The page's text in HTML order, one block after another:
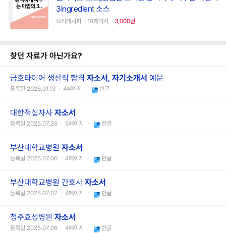
3ingredient 소스
요리레시피ㆍ10페이지ㆍ 3,000원
찾던 자료가 아닌가요?
금호타이어 생산직 합격 자소서 , 자기소개서 예문
등록일 2026.01.13 ㆍ4페이지 ㆍ 한글
대한적십자사 자소서
등록일 2025.07.26 ㆍ5페이지 ㆍ 한글
부산대학교병원 자소서
등록일 2025.07.06 ㆍ4페이지 ㆍ 한글
부산대학교병원 간호사 자소서
등록일 2025.07.07 ㆍ4페이지 ㆍ 한글
청주효성병원 자소서
등록일 2025.07.06 ㆍ4페이지 ㆍ 한글